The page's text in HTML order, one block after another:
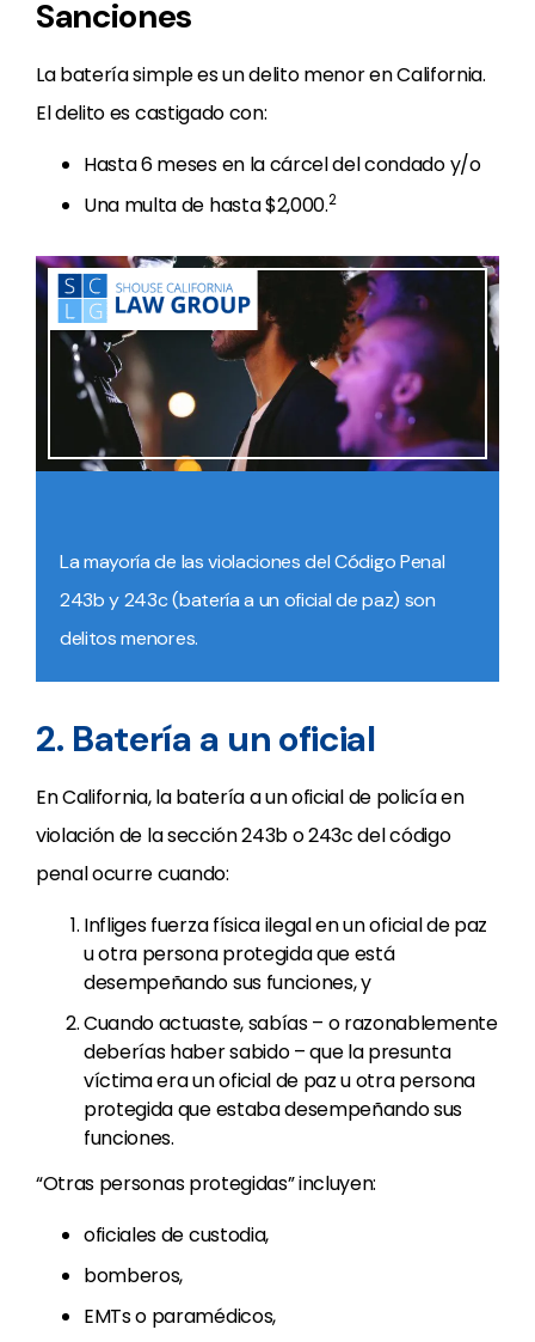
Sanciones
La batería simple es un delito menor en California.
El delito es castigado con:
Hasta 6 meses en la cárcel del condado y/o
Una multa de hasta $2,000.2
La mayoría de las violaciones del Código Penal
243b y 243c (batería a un oficial de paz) son
delitos menores.
2. Batería a un oficial
En California, la batería a un oficial de policía en
violación de la sección 243b o 243c del código
penal ocurre cuando:
Infliges fuerza física ilegal en un oficial de paz
u otra persona protegida que está
desempeñando sus funciones, y
Cuando actuaste, sabías – o razonablemente
deberías haber sabido – que la presunta
víctima era un oficial de paz u otra persona
protegida que estaba desempeñando sus
funciones.
“Otras personas protegidas” incluyen:
oficiales de custodia,
bomberos,
EMTs o paramédicos,